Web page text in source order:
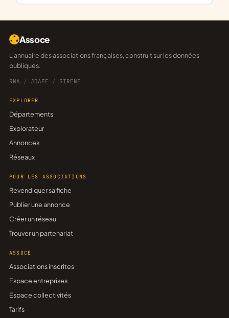
Assoce
L'annuaire des associations françaises, construit sur les données
publiques.
RNA / JOAFE / SIRENE
EXPLORER
Départements
Explorateur
Annonces
Réseaux
POUR LES ASSOCIATIONS
Revendiquer sa fiche
Publier une annonce
Créer un réseau
Trouver un partenariat
ASSOCE
Associations inscrites
Espace entreprises
Espace collectivités
Tarifs